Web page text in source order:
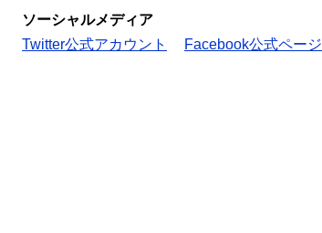
ソーシャルメディア
Twitter公式アカウント
Facebook公式ページ